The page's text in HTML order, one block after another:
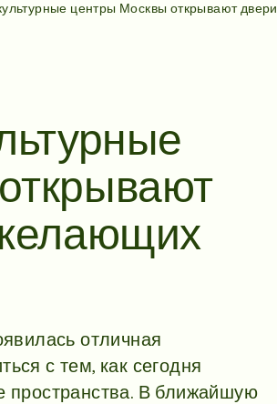
центры Москвы открывают двери
отличная
с тем, как сегодня
пространства. В ближайшую